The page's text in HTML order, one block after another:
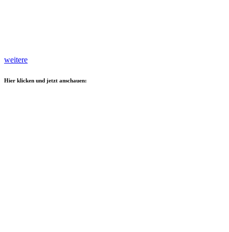
weitere
Hier klicken und jetzt anschauen: